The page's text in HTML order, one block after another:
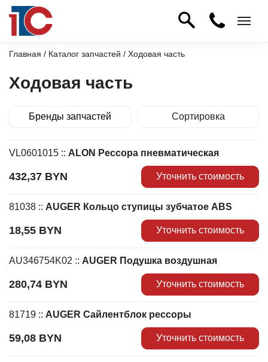
Главная / Каталог запчастей / Ходовая часть
Ходовая часть
Бренды запчастей Сортировка
по цене min
по цене max
VL0601015 :: ALON Рессора пневматическая
432,37 BYN Уточнить стоимость
81038 :: AUGER Кольцо ступицы зубчатое ABS
18,55 BYN Уточнить стоимость
AU346754K02 :: AUGER Подушка воздушная
280,74 BYN Уточнить стоимость
81719 :: AUGER Сайлентблок рессоры
59,08 BYN Уточнить стоимость